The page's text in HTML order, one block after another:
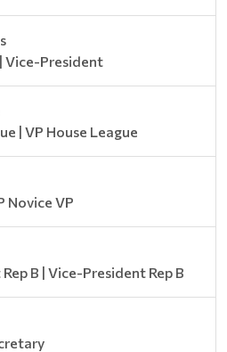
Vice-President
| VP House League
Novice VP
B | Vice-President Rep B